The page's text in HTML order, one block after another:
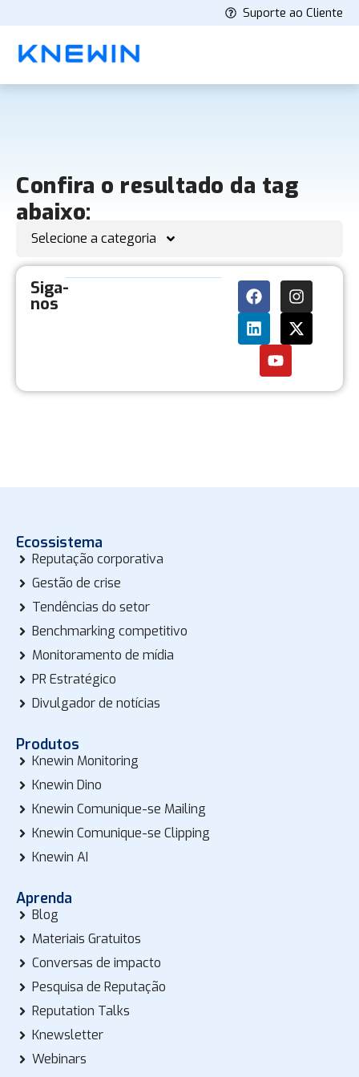
Suporte ao Cliente
Confira o resultado da tag
abaixo:
Selecione a categoria
Siga-
nos
Ecossistema
Reputação corporativa
Gestão de crise
Tendências do setor
Benchmarking competitivo
Monitoramento de mídia
PR Estratégico
Divulgador de notícias
Produtos
Knewin Monitoring
Knewin Dino
Knewin Comunique-se Mailing
Knewin Comunique-se Clipping
Knewin AI
Aprenda
Blog
Materiais Gratuitos
Conversas de impacto
Pesquisa de Reputação
Reputation Talks
Knewsletter
Webinars